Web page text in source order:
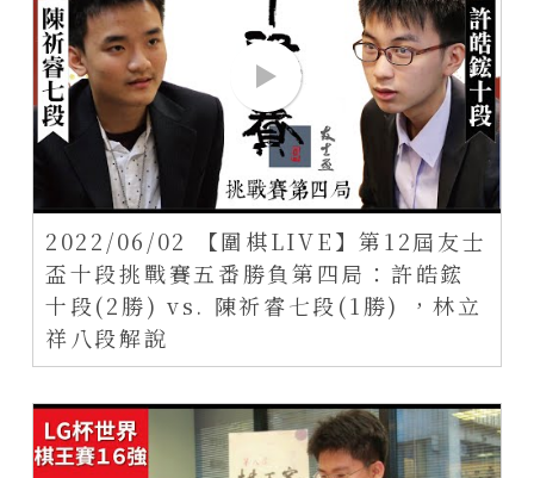
2022/06/02 【圍棋LIVE】第12屆友士
盃十段挑戰賽五番勝負第四局：許皓鋐
十段(2勝) vs. 陳祈睿七段(1勝) ，林立
祥八段解說